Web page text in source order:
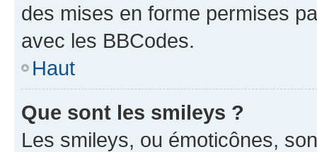
des mises en forme permises
avec les BBCodes.
Haut
Que sont les smileys ?
Les smileys, ou émoticônes,